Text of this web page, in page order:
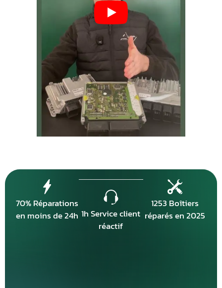
70% Réparations
en moins de 24h 1h Service client
réactif
1253 Boîtiers
réparés en 2025